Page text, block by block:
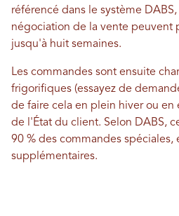
référencé dans le système
négociation de la vente peuvent
jusqu'à huit semaines.
Les commandes sont ensuite
frigorifiques (essayez de
de faire cela en plein hiver ou en
de l'État du client. Selon DABS,
90 % des commandes spéciales,
supplémentaires.